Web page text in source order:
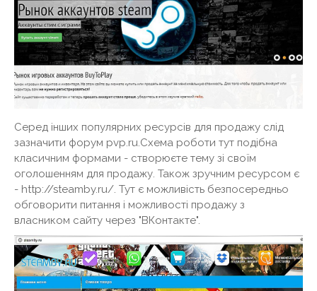
Серед інших популярних ресурсів для продажу слід
зазначити форум pvp.ru.Схема роботи тут подібна
класичним формами - створюєте тему зі своїм
оголошенням для продажу. Також зручним ресурсом є
- http://steamby.ru/. Тут є можливість безпосередньо
обговорити питання і можливості продажу з
власником сайту через "ВКонтакте".